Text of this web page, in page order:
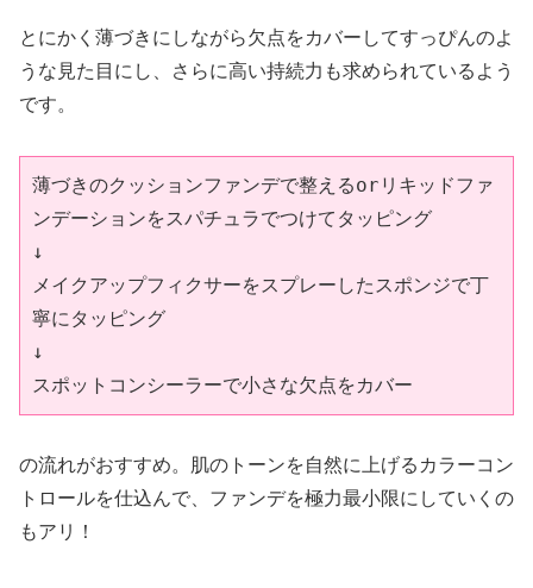
とにかく薄づきにしながら欠点をカバーしてすっぴんのよ
うな見た目にし、さらに高い持続力も求められているよう
です。
薄づきのクッションファンデで整えるorリキッドファ
ンデーションをスパチュラでつけてタッピング
↓
メイクアップフィクサーをスプレーしたスポンジで丁
寧にタッピング
↓
スポットコンシーラーで小さな欠点をカバー
の流れがおすすめ。肌のトーンを自然に上げるカラーコン
トロールを仕込んで、ファンデを極力最小限にしていくの
もアリ！